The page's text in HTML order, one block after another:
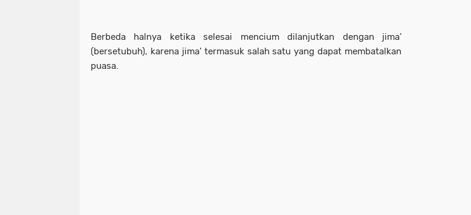
Berbeda halnya ketika selesai mencium dilanjutkan dengan jima’
(bersetubuh), karena jima’ termasuk salah satu yang dapat membatalkan
puasa.